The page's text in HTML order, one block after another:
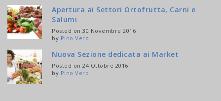
Apertura ai Settori Ortofrutta, Carni e
Salumi
Posted on 30 Novembre 2016
by Pino Vero
Nuova Sezione dedicata ai Market
Posted on 24 Ottobre 2016
by Pino Vero